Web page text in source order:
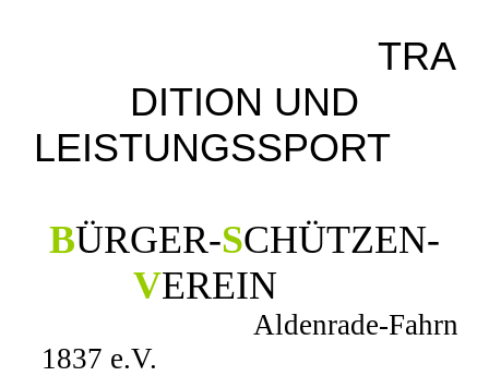
TRA
DITION UND
LEISTUNGSSPORT
BÜRGER-SCHÜTZEN-
VEREIN
Aldenrade-Fahrn
1837 e.V.